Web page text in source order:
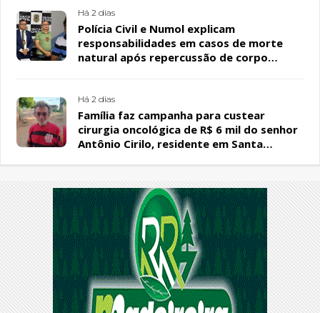
Há 2 dias
Polícia Civil e Numol explicam
responsabilidades em casos de morte
natural após repercussão de corpo
Há 2 dias
Família faz campanha para custear
cirurgia oncológica de R$ 6 mil do senhor
Antônio Cirilo, residente em Santa